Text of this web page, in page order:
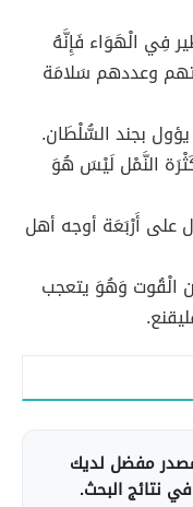
فِي الْهَوَاء فَإِنَّهُ
وعددهم سَلامَة
بجند السُّلْطَان.
النَّمْل لَيْسَ هُوَ
على أَرْبَعَة أوجه أهل
وَهُوَ يتعجب
مفضل لديك
نتائج البحث.